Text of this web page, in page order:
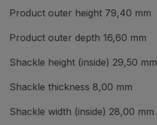
Product outer height 79,40 mm
Product outer depth 16,60 mm
Shackle height (inside) 29,50 mm
Shackle thickness 8,00 mm
Shackle width (inside) 28,00 mm